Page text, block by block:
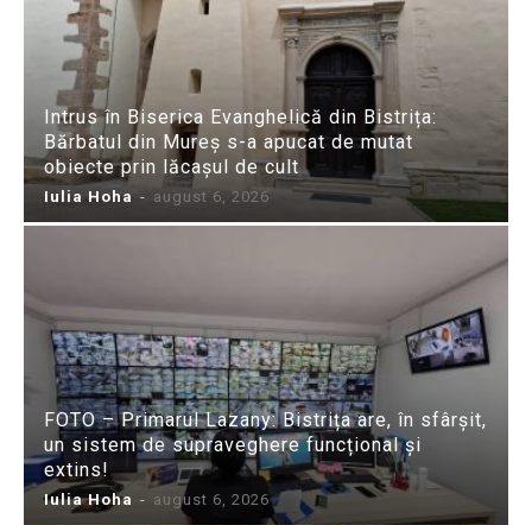
Intrus în Biserica Evanghelică din Bistrița:
Bărbatul din Mureș s-a apucat de mutat
obiecte prin lăcașul de cult
Iulia Hoha - august 6, 2026
FOTO – Primarul Lazany: Bistrița are, în sfârșit,
un sistem de supraveghere funcțional și
extins!
Iulia Hoha - august 6, 2026